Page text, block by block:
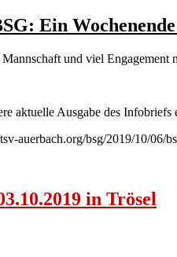
Ein
und viel
aktuelle Ausgabe des
auerbach.org/bsg/2019/10/06/
in Trösel